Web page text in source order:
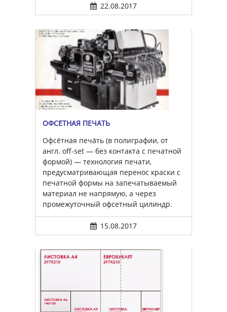
22.08.2017
ОФСЕ́ТНАЯ ПЕЧА́ТЬ
Офсе́тная печа́ть (в полиграфии, от
англ. off-set — без контакта с печатной
формой) — технология печати,
предусматривающая перенос краски с
печатной формы на запечатываемый
материал не напрямую, а через
промежуточный офсетный цилиндр.
15.08.2017